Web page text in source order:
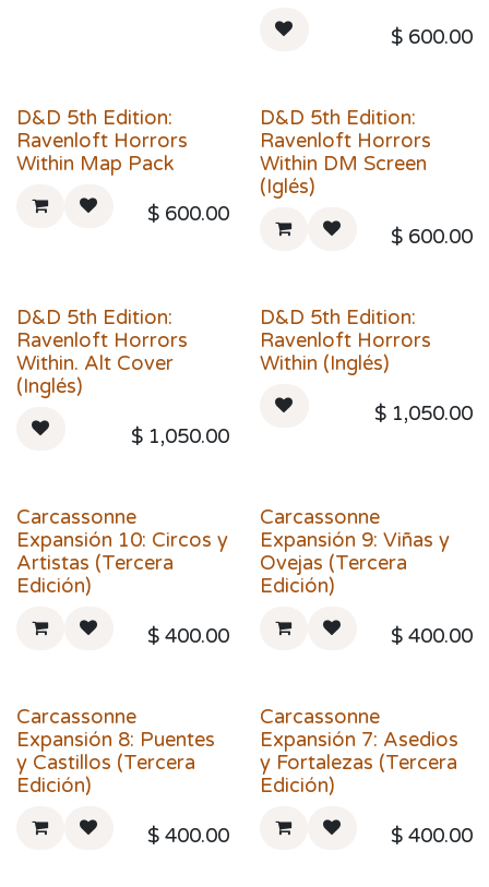
$ 600.00
D&D 5th Edition:
Ravenloft Horrors
Within Map Pack
$ 600.00
D&D 5th Edition:
Ravenloft Horrors
Within DM Screen
(Iglés)
$ 600.00
D&D 5th Edition:
Ravenloft Horrors
Within. Alt Cover
(Inglés)
$ 1,050.00
D&D 5th Edition:
Ravenloft Horrors
Within (Inglés)
$ 1,050.00
Carcassonne
Expansión 10: Circos y
Artistas (Tercera
Edición)
$ 400.00
Carcassonne
Expansión 9: Viñas y
Ovejas (Tercera
Edición)
$ 400.00
Carcassonne
Expansión 8: Puentes
y Castillos (Tercera
Edición)
$ 400.00
Carcassonne
Expansión 7: Asedios
y Fortalezas (Tercera
Edición)
$ 400.00